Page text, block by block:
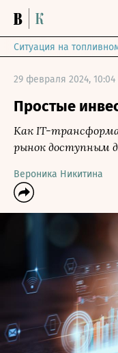
Ситуация на
29 февраля 2024,
Простые
Как IT-
рынок доступным
Вероника Никитина